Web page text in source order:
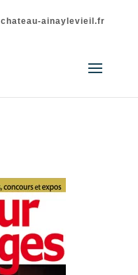
ainaylevieil.fr